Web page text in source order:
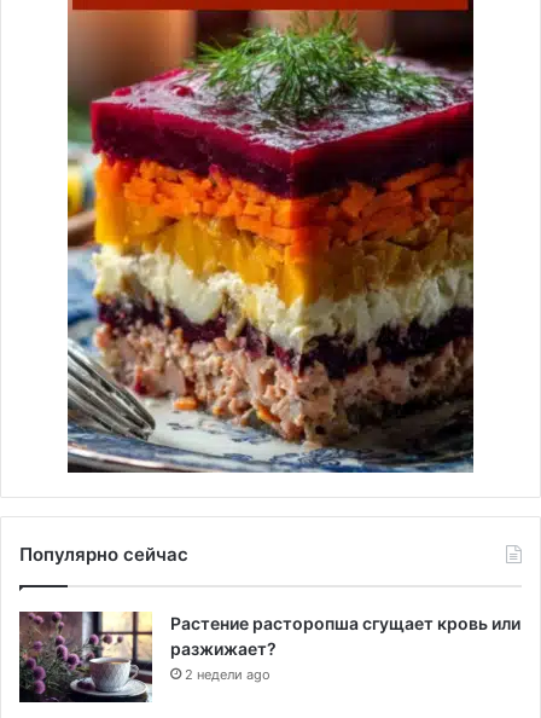
Популярно сейчас
Растение расторопша сгущает кровь или
разжижает?
2 недели ago